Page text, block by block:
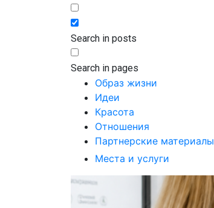
Search in posts
Search in pages
Образ жизни
Идеи
Красота
Отношения
Партнерские материалы
Места и услуги